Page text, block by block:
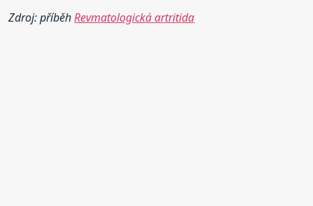
Zdroj: příběhRevmatologická artritida